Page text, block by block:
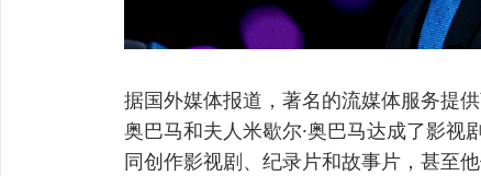
据国外媒体报道，著名的流媒体服务提
奥巴马和夫人米歇尔·奥巴马达成了影
同创作影视剧、纪录片和故事片，甚至